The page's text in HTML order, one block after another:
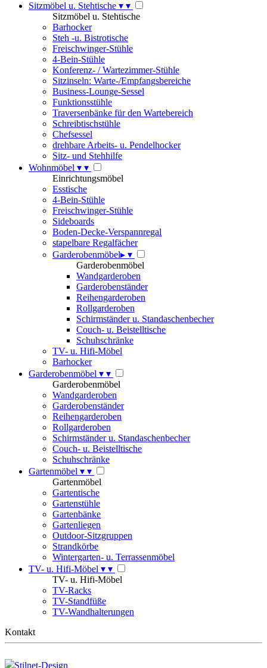
Sitzmöbel u. Stehtische ▾ ▾
Sitzmöbel u. Stehtische
Barhocker
Steh -u. Bistrotische
Freischwinger-Stühle
4-Bein-Stühle
Konferenz- / Wartezimmer-Stühle
Sitzinseln: Warte-/Empfangsbereiche
Business-Lounge-Sessel
Funktionsstühle
Traversenbänke für den Wartebereich
Schreibtischstühle
Chefsessel
drehbare Arbeits- u. Pendelhocker
Sitz- und Stehhilfe
Wohnmöbel ▾ ▾
Einrichtungsmöbel
Esstische
4-Bein-Stühle
Freischwinger-Stühle
Sideboards
Boden-Decke-Verspannregal
stapelbare Regalfächer
Garderobenmöbel▸ ▾
Garderobenmöbel
Wandgarderoben
Garderobenständer
Reihengarderoben
Rollgarderoben
Schirmständer u. Standaschenbecher
Couch- u. Beistelltische
Schuhschränke
TV- u. Hifi-Möbel
Barhocker
Garderobenmöbel ▾ ▾
Garderobenmöbel
Wandgarderoben
Garderobenständer
Reihengarderoben
Rollgarderoben
Schirmständer u. Standaschenbecher
Couch- u. Beistelltische
Schuhschränke
Gartenmöbel ▾ ▾
Gartenmöbel
Gartentische
Gartenstühle
Gartenbänke
Gartenliegen
Outdoor-Sitzgruppen
Strandkörbe
Wintergarten- u. Terrassenmöbel
TV- u. Hifi-Möbel ▾ ▾
TV- u. Hifi-Möbel
TV-Racks
TV-Standfüße
TV-Wandhalterungen
Kontakt
Stilnet-Design